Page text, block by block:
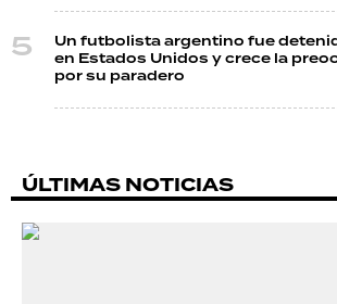
Un futbolista argentino fue
en Estados Unidos y crece la
por su paradero
ÚLTIMAS NOTICIAS